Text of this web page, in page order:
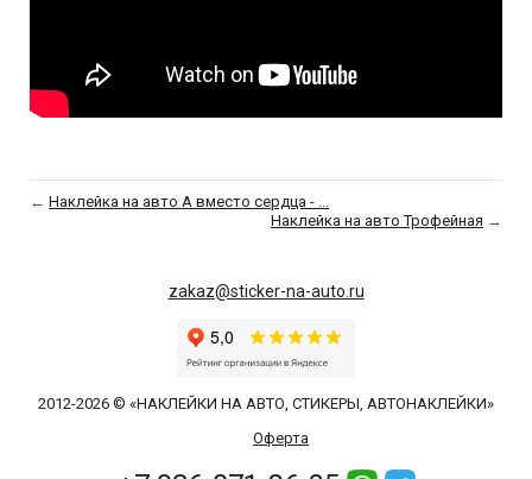
←Наклейка на авто А вместо сердца - ...
Наклейка на авто Трофейная →
zakaz@sticker-na-auto.ru
2012-2026 © «НАКЛЕЙКИ НА АВТО, СТИКЕРЫ, АВТОНАКЛЕЙКИ»
Оферта